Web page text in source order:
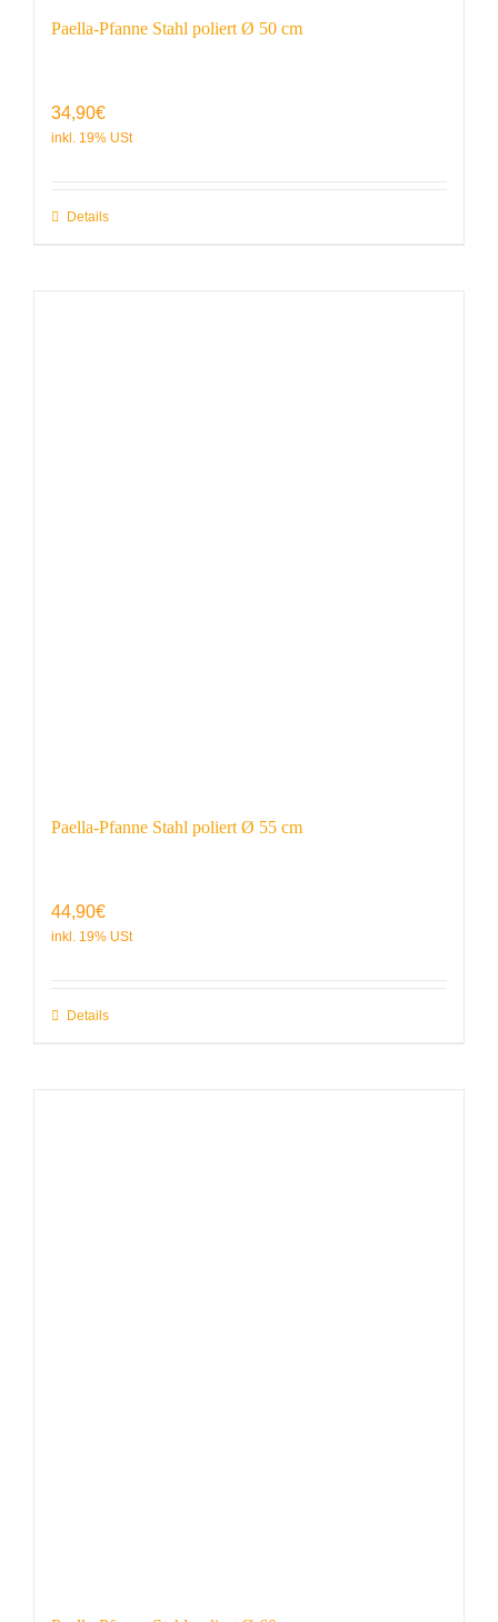
Paella-Pfanne Stahl poliert Ø 50 cm
34,90€
Details
Paella-Pfanne Stahl poliert Ø 55 cm
44,90€
Details